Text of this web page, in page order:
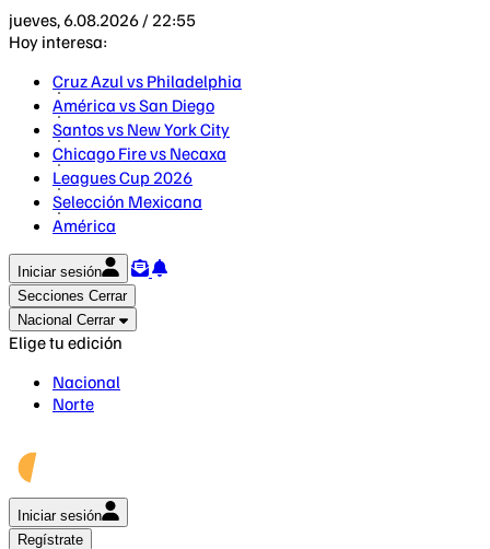
jueves, 6.08.2026 / 22:55
Hoy interesa:
Cruz Azul vs Philadelphia
América vs San Diego
Santos vs New York City
Chicago Fire vs Necaxa
Leagues Cup 2026
Selección Mexicana
América
Iniciar sesión
Secciones Cerrar
Nacional Cerrar
Elige tu edición
Nacional
Norte
Iniciar sesión
Regístrate